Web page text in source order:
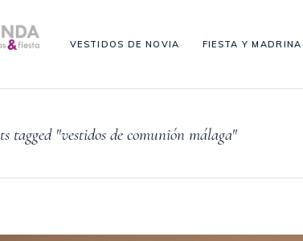
VESTIDOS DE NOVIA FIESTA Y MADRINA
tagged "vestidos de comunión málaga"